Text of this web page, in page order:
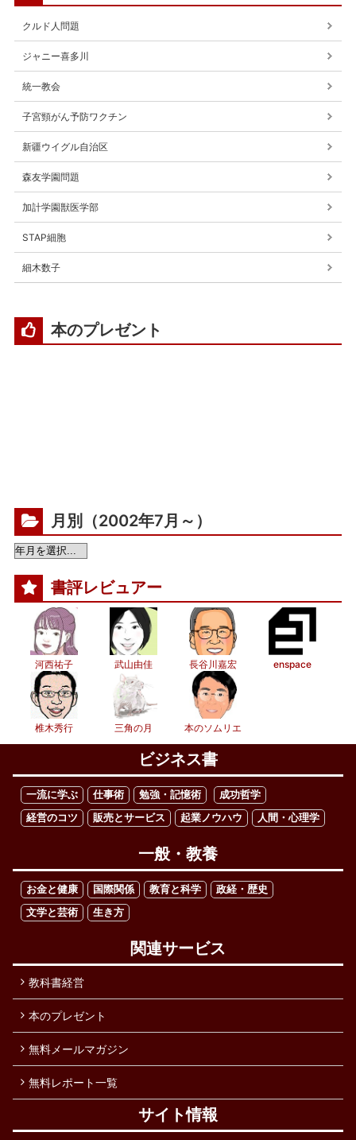
クルド人問題
ジャニー喜多川
統一教会
子宮頸がん予防ワクチン
新疆ウイグル自治区
森友学園問題
加計学園獣医学部
STAP細胞
細木数子
本のプレゼント
月別（2002年7月～）
書評レビュアー
河西祐子 武山由佳 長谷川嘉宏 enspace
椎木秀行 三角の月 本のソムリエ
ビジネス書
一流に学ぶ 仕事術 勉強・記憶術
成功哲学
経営のコツ
販売とサービス 起業ノウハウ 人間・心理学
一般・教養
お金と健康 国際関係 教育と科学
政経・歴史
文学と芸術
生き方
関連サービス
教科書経営
本のプレゼント
無料メールマガジン
無料レポート一覧
サイト情報